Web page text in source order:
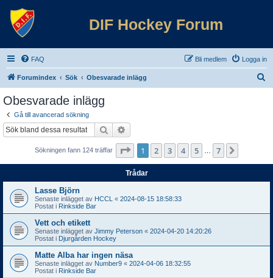
DIF Hockey Forum
FAQ Logga in
Bli medlem
Forumindex Sök Obesvarade inlägg
Obesvarade inlägg
Gå till avancerad sökning
Sök
Sökningen fann 124 träffar Sida av 7
1 2 3 4 5 7
Trådar
Lasse Björn
Senaste inlägget av HCCL « 2024-08-15 18:58:33
Postat i Rinkside Bar
Vett och etikett
Senaste inlägget av Jimmy Peterson « 2024-04-20 14:20:26
Postat i Djurgården Hockey
Matte Alba har ingen näsa
Senaste inlägget av Number9 « 2024-04-06 18:32:55
Postat i Rinkside Bar